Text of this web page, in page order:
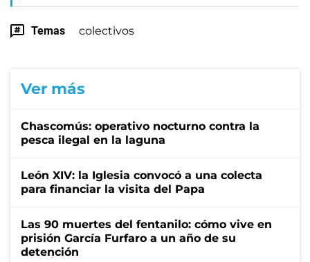
Temas colectivos
Ver más
Chascomús: operativo nocturno contra la
pesca ilegal en la laguna
León XIV: la Iglesia convocó a una colecta
para financiar la visita del Papa
Las 90 muertes del fentanilo: cómo vive en
prisión García Furfaro a un año de su
detención